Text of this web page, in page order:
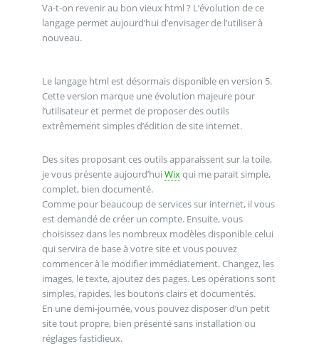
Va-t-on revenir au bon vieux html ? L’évolution de ce
langage permet aujourd’hui d’envisager de l’utiliser à
nouveau.
Le langage html est désormais disponible en version 5.
Cette version marque une évolution majeure pour
l’utilisateur et permet de proposer des outils
extrêmement simples d’édition de site internet.
Des sites proposant ces outils apparaissent sur la toile,
je vous présente aujourd’hui Wixqui me parait simple,
complet, bien documenté.
Comme pour beaucoup de services sur internet, il vous
est demandé de créer un compte. Ensuite, vous
choisissez dans les nombreux modèles disponible celui
qui servira de base à votre site et vous pouvez
commencer à le modifier immédiatement. Changez, les
images, le texte, ajoutez des pages. Les opérations sont
simples, rapides, les boutons clairs et documentés.
En une demi-journée, vous pouvez disposer d’un petit
site tout propre, bien présenté sans installation ou
réglages fastidieux.